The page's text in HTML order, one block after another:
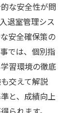
な安全性が問
退室管理シス
安全確保策の
では、個別指
習環境の徹底
交えて解説
と、成績向上